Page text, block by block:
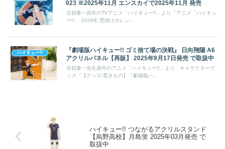
023 ※2025年11月 エンスカイで2025年11月 発売
古舘春一原作のTVアニメ「ハイキュー!!」より『アニメ「ハイキュ
ー!!」 2026年 壁掛けカレン...
ハイキュー!!
『劇場版ハイキュー!! ゴミ捨て場の決戦』 日向翔陽 A6
アクリルパネル【再販】 2025年9月17日発売 で取扱中
古舘春一先生原作のアニメ「ハイキュー!!」より、キャラクターグ
ッズ『【グッズ-置きもの】『劇場版ハ...
ハイキュー!! つながるアクリルスタンド
【烏野高校】月島蛍 2025年03月発売 で
取扱中